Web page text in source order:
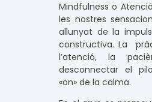
Mindfulness o
les nostres
allunyat de la
constructiva. La
l’atenció, la
desconnectar el
«on» de la calma.